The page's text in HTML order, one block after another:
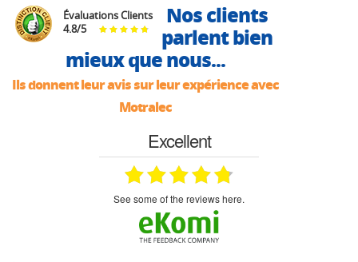
Évaluations Clients
4.8/5
Nos clients
parlent bien
mieux que nous...
Ils donnent leur avis sur leur expérience avec
Motralec
Excellent
see some of the reviews here.